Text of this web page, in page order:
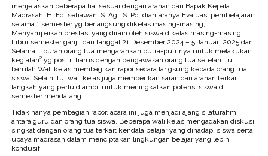
menjelaskan beberapa hal sesuai dengan arahan dari Bapak Kepala
Madrasah, H. Edi setiawan, S. Ag., S. Pd. diantaranya Evaluasi pembelajaran
selama 1 semester yg berlangsung dikelas masing-masing,
Menyampaikan prestasi yang diraih oleh siswa dikelas masing-masing,
Libur semester ganjil dari tanggal 21 Desember 2024 – 5 Januari 2025 dan
Selama Liburan orang tua mengarahkan putra-putrinya untuk melakukan
kegiatan² yg positif harus dengan pengawasan orang tua setelah itu
barulah Wali kelas membagikan rapor secara langsung kepada orang tua
siswa. Selain itu, wali kelas juga memberikan saran dan arahan terkait
langkah yang perlu diambil untuk meningkatkan potensi siswa di
semester mendatang.
Tidak hanya pembagian rapor, acara ini juga menjadi ajang silaturahmi
antara guru dan orang tua siswa. Beberapa wali kelas mengadakan diskusi
singkat dengan orang tua terkait kendala belajar yang dihadapi siswa serta
upaya madrasah dalam menciptakan lingkungan belajar yang lebih
kondusif.